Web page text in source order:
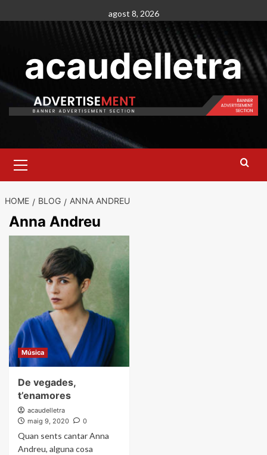
to
agost 8, 2026
acaudelletra
Menu
HOME BLOG ANNA ANDREU
Anna Andreu
Música
De vegades,
t’enamores
acaudelletra
maig 9, 2020
0
Quan sents cantar Anna
Andreu, alguna cosa